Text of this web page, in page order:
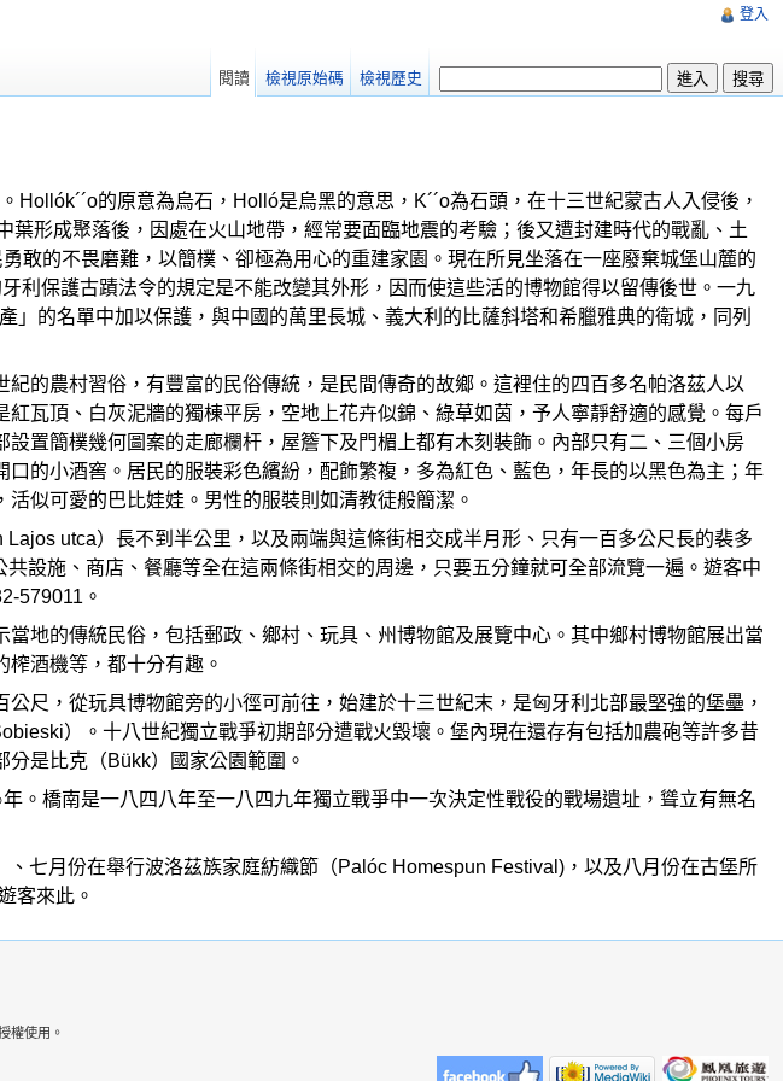
的原意為烏石，Holló是烏黑的意思，K´´o為石頭，在十三世紀蒙古人入侵後，
形成聚落後，因處在火山地帶，經常要面臨地震的考驗；後又遭封建時代的戰亂、土
敢的不畏磨難，以簡樸、卻極為用心的重建家園。現在所見坐落在一座廢棄城堡山麓的
利保護古蹟法令的規定是不能改變其外形，因而使這些活的博物館得以留傳後世。一九
的名單中加以保護，與中國的萬里長城、義大利的比薩斜塔和希臘雅典的衛城，同列
的農村習俗，有豐富的民俗傳統，是民間傳奇的故鄉。這裡住的四百多名帕洛茲人以
瓦頂、白灰泥牆的獨棟平房，空地上花卉似錦、綠草如茵，予人寧靜舒適的感覺。每戶
置簡樸幾何圖案的走廊欄杆，屋簷下及門楣上都有木刻裝飾。內部只有二、三個小房
的小酒窖。居民的服裝彩色繽紛，配飾繁複，多為紅色、藍色，年長的以黑色為主；年
似可愛的巴比娃娃。男性的服裝則如清教徒般簡潔。
utca）長不到半公里，以及兩端與這條街相交成半月形、只有一百多公尺長的裴多
設施、商店、餐廳等全在這兩條街相交的周邊，只要五分鐘就可全部流覽一遍。遊客中
579011。
地的傳統民俗，包括郵政、鄉村、玩具、州博物館及展覽中心。其中鄉村博物館展出當
酒機等，都十分有趣。
尺，從玩具博物館旁的小徑可前往，始建於十三世紀末，是匈牙利北部最堅強的堡壘，
）。十八世紀獨立戰爭初期部分遭戰火毀壞。堡內現在還存有包括加農砲等許多昔
是比克（Bükk）國家公園範圍。
。橋南是一八四八年至一八四九年獨立戰爭中一次決定性戰役的戰場遺址，聳立有無名
七月份在舉行波洛茲族家庭紡織節（Palóc Homespun Festival)，以及八月份在古堡所
客來此。
登入
閱讀 檢視原始碼 檢視歷史
權使用。